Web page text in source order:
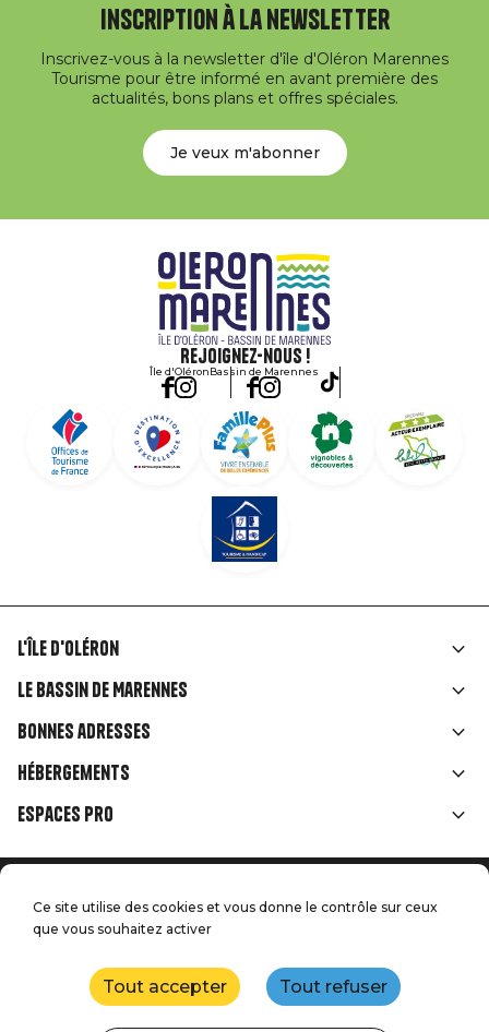
Inscription à la newsletter
Inscrivez-vous à la newsletter d'île d'Oléron Marennes
Tourisme pour être informé en avant première des
actualités, bons plans et offres spéciales.
Je veux m'abonner
Rejoignez-nous !
Île d'OléronBassin de Marennes
Liens
rubriques
L'île d'Oléron
Le Bassin de Marennes
Bonnes adresses
Hébergements
Espaces Pro
Menu
Accueil
Mentions légales
Presse
Nous contacter
Plan du site
Réalisation : StudioJuillet
Ce site utilise des cookies et vous donne le contrôle sur ceux
que vous souhaitez activer
Tout accepter Tout refuser